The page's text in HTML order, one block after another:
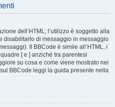
dell’HTML; l’utilizzo è soggetto alla
disabilitarlo di messaggio in messaggio
Il BBCode è simile all’HTML, i
[ e ] anziché tra parentesi
su cosa e come viene mostrato nei
BBCode leggi la guida presente nella